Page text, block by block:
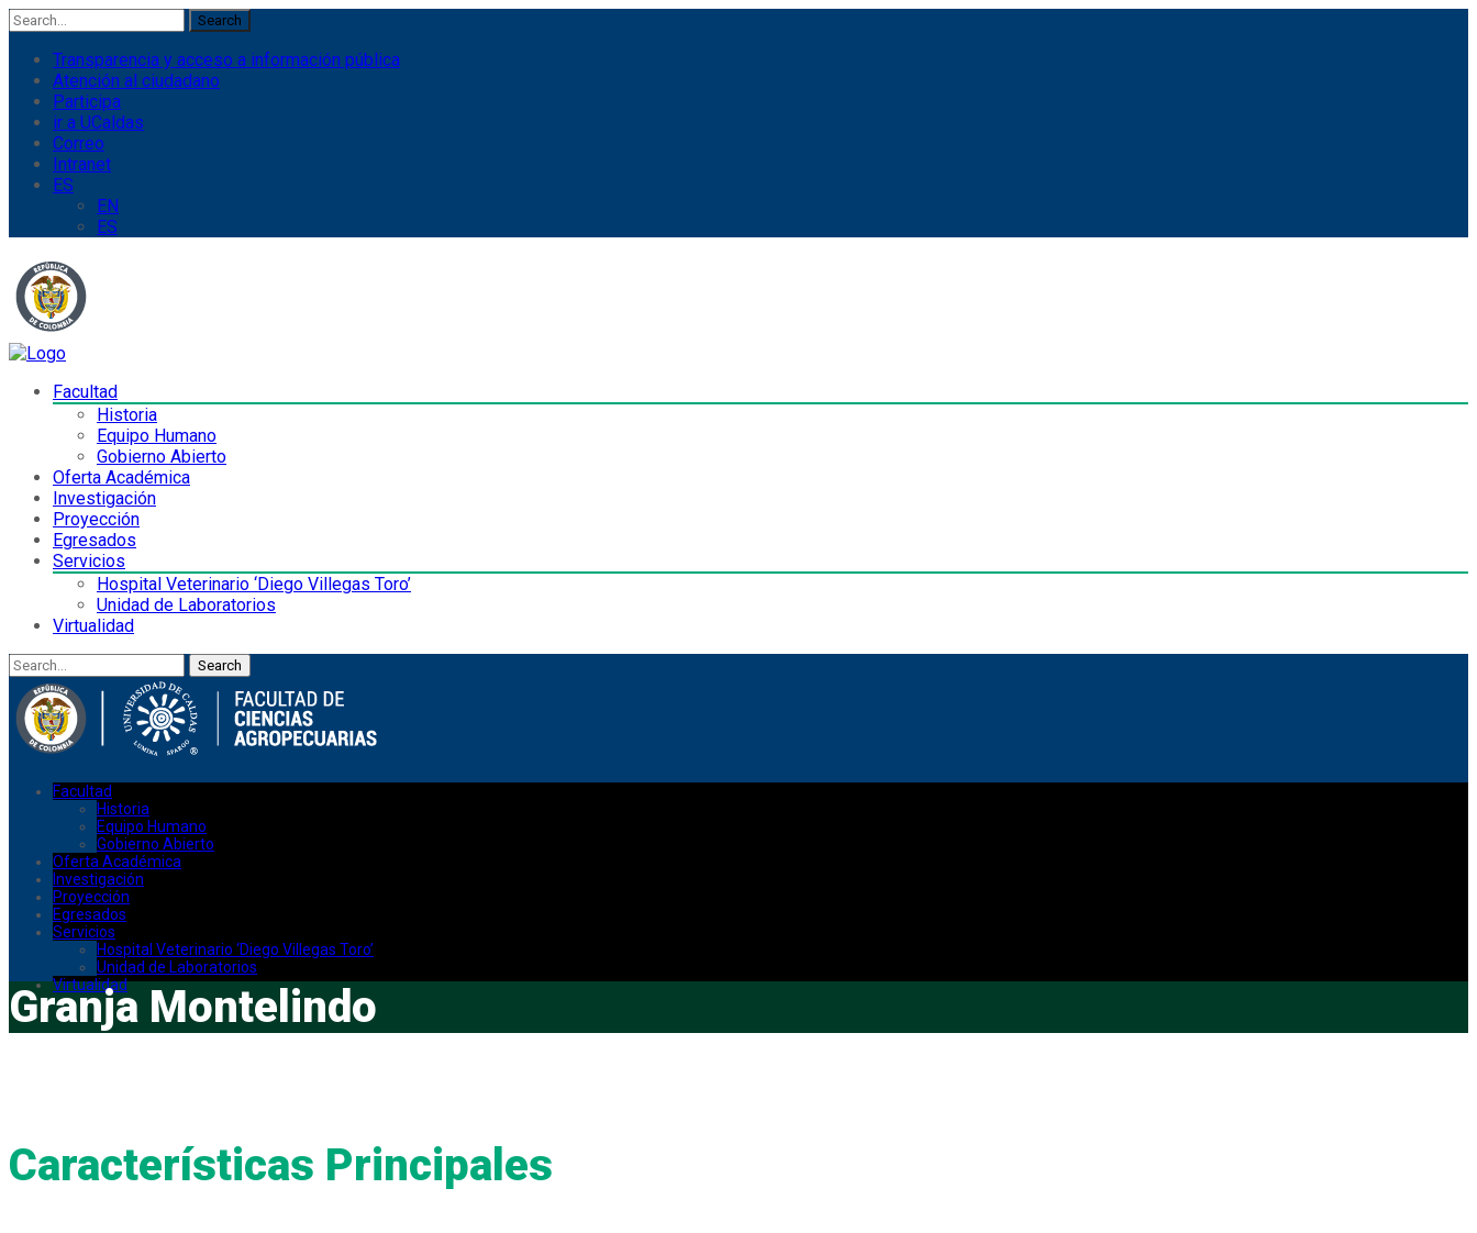
Search
Transparencia y acceso a información pública
Atención al ciudadano
Participa
ir a UCaldas
Correo
Intranet
ES
EN
ES
Facultad
Historia
Equipo Humano
Gobierno Abierto
Oferta Académica
Investigación
Proyección
Egresados
Servicios
Hospital Veterinario ‘Diego Villegas Toro’
Unidad de Laboratorios
Virtualidad
Search
Facultad
Historia
Equipo Humano
Gobierno Abierto
Oferta Académica
Investigación
Proyección
Egresados
Servicios
Hospital Veterinario ‘Diego Villegas Toro’
Unidad de Laboratorios
Virtualidad
Granja Montelindo
Características Principales